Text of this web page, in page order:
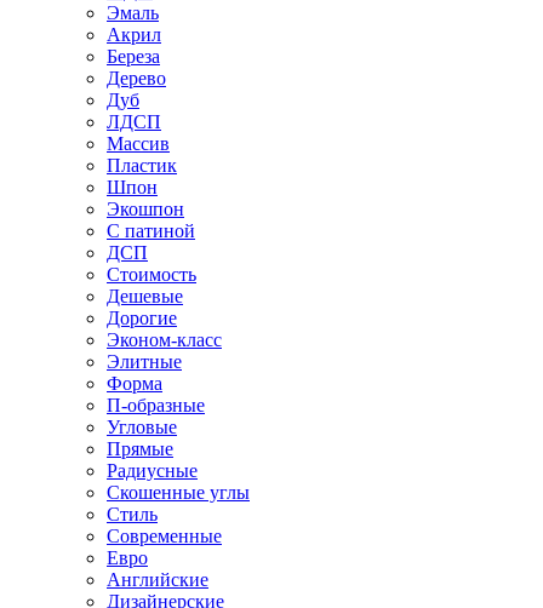
Эмаль
Акрил
Береза
Дерево
Дуб
ЛДСП
Массив
Пластик
Шпон
Экошпон
С патиной
ДСП
Стоимость
Дешевые
Дорогие
Эконом-класс
Элитные
Форма
П-образные
Угловые
Прямые
Радиусные
Скошенные углы
Стиль
Современные
Евро
Английские
Дизайнерские